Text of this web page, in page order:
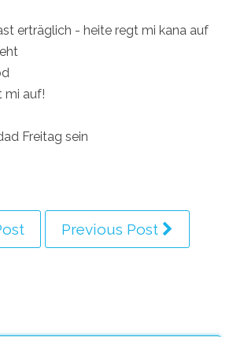
erträglich - heite regt mi kana auf
mi auf!
Freitag sein
Previous Post